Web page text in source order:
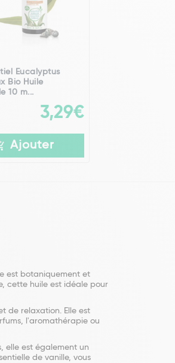
Eucalyptus
Bio Huile
10 m...
3,29€
Ajouter
est botaniquement et
cette huile est idéale pour
de relaxation. Elle est
l'aromathérapie ou
elle est également un
de vanille, vous